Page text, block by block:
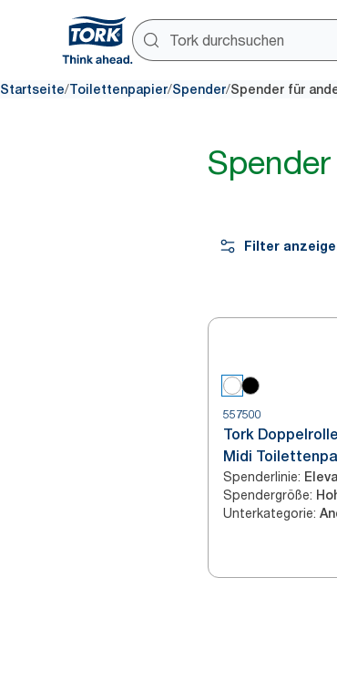
Startseite/Toilettenpapier/Spender/Spender für
Filter
557500
Tork
Midi
Spenderlinie:
Spendergröße:
Unterkategorie: